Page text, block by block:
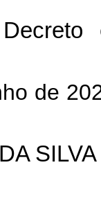
de
SILVA